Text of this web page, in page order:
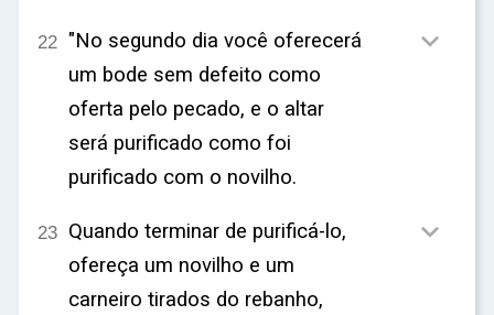
22 "No segundo dia você oferecerá
um bode sem defeito como
oferta pelo pecado, e o altar
será purificado como foi
purificado com o novilho.

23 Quando terminar de purificá-lo,
ofereça um novilho e um
carneiro tirados do rebanho,
